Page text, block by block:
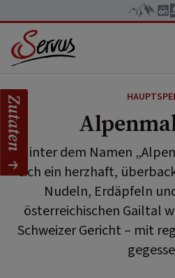
Hinter dem Namen
sich ein herzhaft,
Nudeln, Erdäpfeln
österreichischen Gailtal
Schweizer Gericht – mit
Zutaten